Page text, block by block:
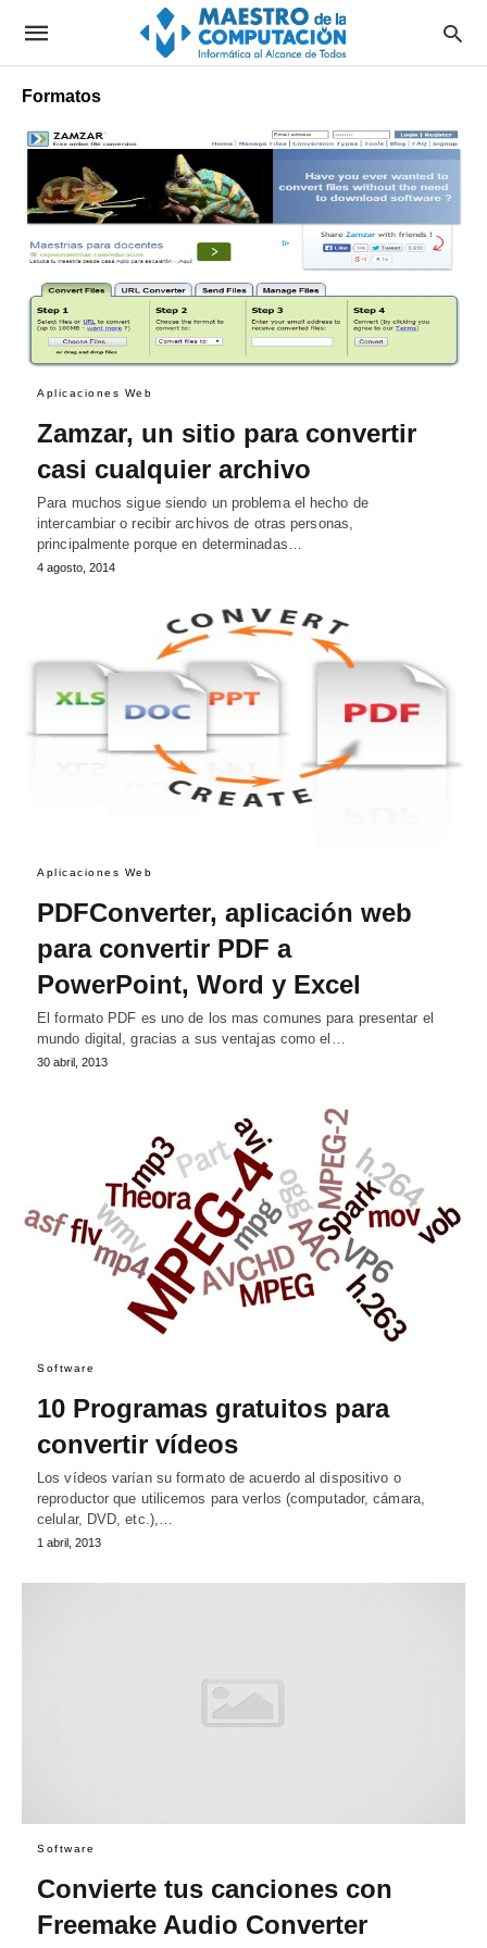
Formatos
Aplicaciones Web
Zamzar, un sitio para convertir
casi cualquier archivo
Para muchos sigue siendo un problema el hecho de
intercambiar o recibir archivos de otras personas,
principalmente porque en determinadas…
4 agosto, 2014
Aplicaciones Web
PDFConverter, aplicación web
para convertir PDF a
PowerPoint, Word y Excel
El formato PDF es uno de los mas comunes para presentar el
mundo digital, gracias a sus ventajas como el…
30 abril, 2013
Software
10 Programas gratuitos para
convertir vídeos
Los vídeos varían su formato de acuerdo al dispositivo o
reproductor que utilicemos para verlos (computador, cámara,
celular, DVD, etc.),…
1 abril, 2013
Software
Convierte tus canciones con
Freemake Audio Converter